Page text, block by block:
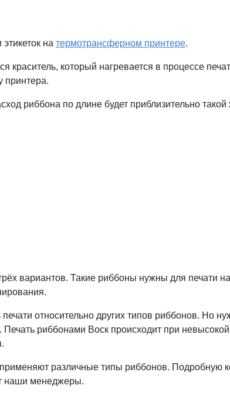
на термотрансферном принтере.
который нагревается в процессе
принтера.
риббона по длине будет приблизительно такой
вариантов. Такие риббоны нужны для печати
относительно других типов риббонов. Но
риббонами Воск происходит при
различные типы риббонов. Подробную
наши менеджеры.